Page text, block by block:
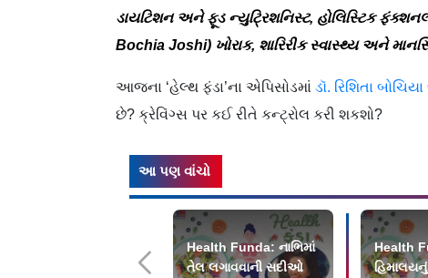
ડાયટિશન અને ફૂડ ન્યુટ્રિશનિસ્ટ, હોલિસ્ટિક ફંક્શનલ
Bochia Joshi) ખોરાક, શારિરીક સ્વાસ્થ્ય અને
આજના ‘હેલ્થ ફંડા’ના એપિસોડમાં ડૉ. રિશિતા બોચિયા
છે? ક્રેવિંગ્સ પર કઈ રીતે કન્ટ્રોલ કરી શકશો?
આ પણ વાંચો
Health Funda: નાભિમાં
તેલ લગાવવાની સદીઓ
Health